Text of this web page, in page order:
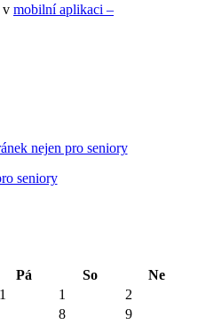
v mobilní aplikaci –
nejen pro seniory
Pá So
Ne
1
2
8
9